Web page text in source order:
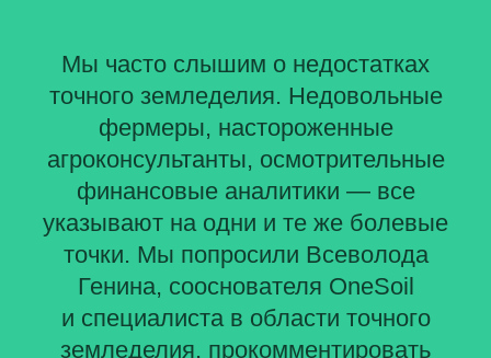
Мы часто слышим о недостатках
точного земледелия. Недовольные
фермеры, настороженные
агроконсультанты, осмотрительные
финансовые аналитики — все
указывают на одни и те же болевые
точки. Мы попросили Всеволода
Генина, сооснователя OneSoil
и специалиста в области точного
земледелия, прокомментировать